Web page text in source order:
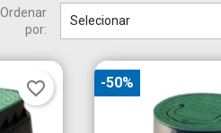
Ordenar
por:
Selecionar
favorite_border -50%